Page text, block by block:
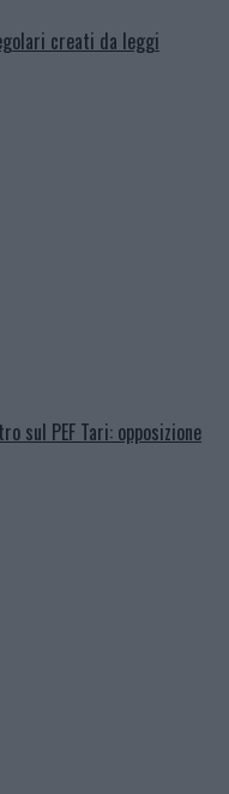
creati da leggi
sul PEF Tari: opposizione